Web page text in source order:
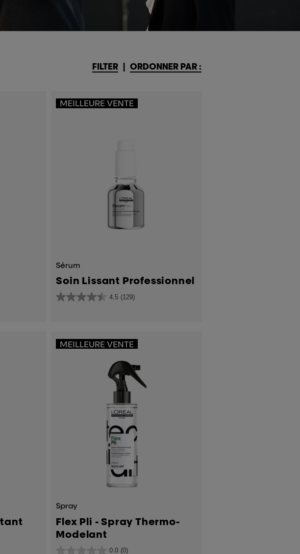
FILTER ORDONNER PAR :
MEILLEURE VENTE
Sérum
Soin Lissant Professionnel
4.5 (129)
4.5
MEILLEURE VENTE
Spray
Flex Pli - Spray Thermo-
Modelant
0.0 (0)